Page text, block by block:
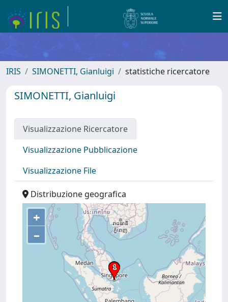
IRIS SIMONETTI, Gianluigi statistiche ricercatore
SIMONETTI, Gianluigi
Visualizzazione Ricercatore
Visualizzazione Pubblicazione
Visualizzazione File
Distribuzione geografica
+
–